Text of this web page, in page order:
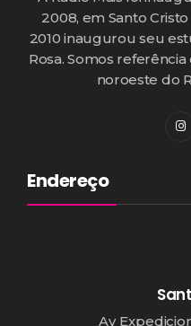
2008, em Santo
2010 inaugurou seu
Rosa. Somos
noroeste do
Endereço
Av